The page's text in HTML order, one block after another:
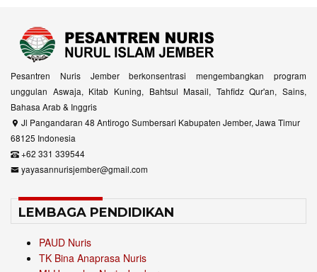
Pesantren Nuris Jember berkonsentrasi mengembangkan program
unggulan Aswaja, Kitab Kuning, Bahtsul Masail, Tahfidz Qur'an, Sains,
Bahasa Arab & Inggris
Jl Pangandaran 48 Antirogo Sumbersari Kabupaten Jember, Jawa Timur
68125 Indonesia
+62 331 339544
yayasannurisjember@gmail.com
LEMBAGA PENDIDIKAN
PAUD Nuris
TK Bina Anaprasa Nuris